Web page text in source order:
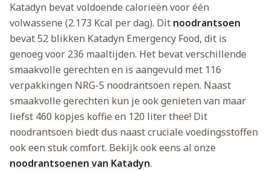
Katadyn bevat voldoende calorieën voor één
volwassene (2.173 Kcal per dag). Dit noodrantsoen
bevat 52 blikken Katadyn Emergency Food, dit is
genoeg voor 236 maaltijden. Het bevat verschillende
smaakvolle gerechten en is aangevuld met 116
verpakkingen NRG-5 noodrantsoen repen. Naast
smaakvolle gerechten kun je ook genieten van maar
liefst 460 kopjes koffie en 120 liter thee! Dit
noodrantsoen biedt dus naast cruciale voedingsstoffen
ook een stuk comfort. Bekijk ook eens al onze
noodrantsoenen van Katadyn.